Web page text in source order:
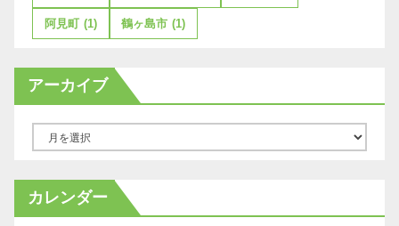
阿見町 (1) 鶴ヶ島市 (1)
アーカイブ
カ
イ
カレンダー